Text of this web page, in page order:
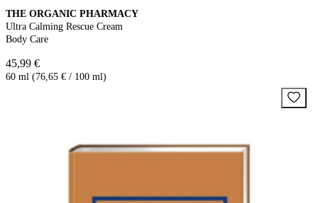
THE ORGANIC PHARMACY
Ultra Calming Rescue Cream
Body Care
45,99 €
60 ml (76,65 € / 100 ml)